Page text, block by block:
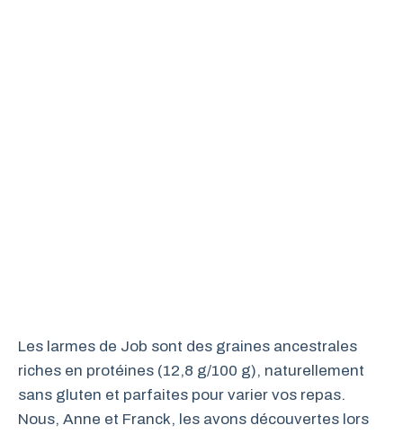
Les larmes de Job sont des graines ancestrales
riches en protéines (12,8 g/100 g), naturellement
sans gluten et parfaites pour varier vos repas.
Nous, Anne et Franck, les avons découvertes lors